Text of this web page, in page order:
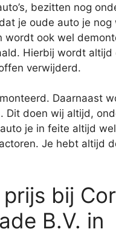
bezitten nog
je oude auto je nog
wordt ook wel
Hierbij wordt altijd
verwijderd.
Daarnaast
Dit doen wij altijd,
je in feite altijd
Je hebt altijd
bij Cor
B.V. in